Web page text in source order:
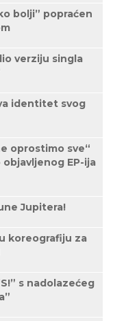
bolji” popraćen
verziju singla
identitet svog
oprostimo sve“
EP-ija
Jupitera!
koreografiju za
s nadolazećeg